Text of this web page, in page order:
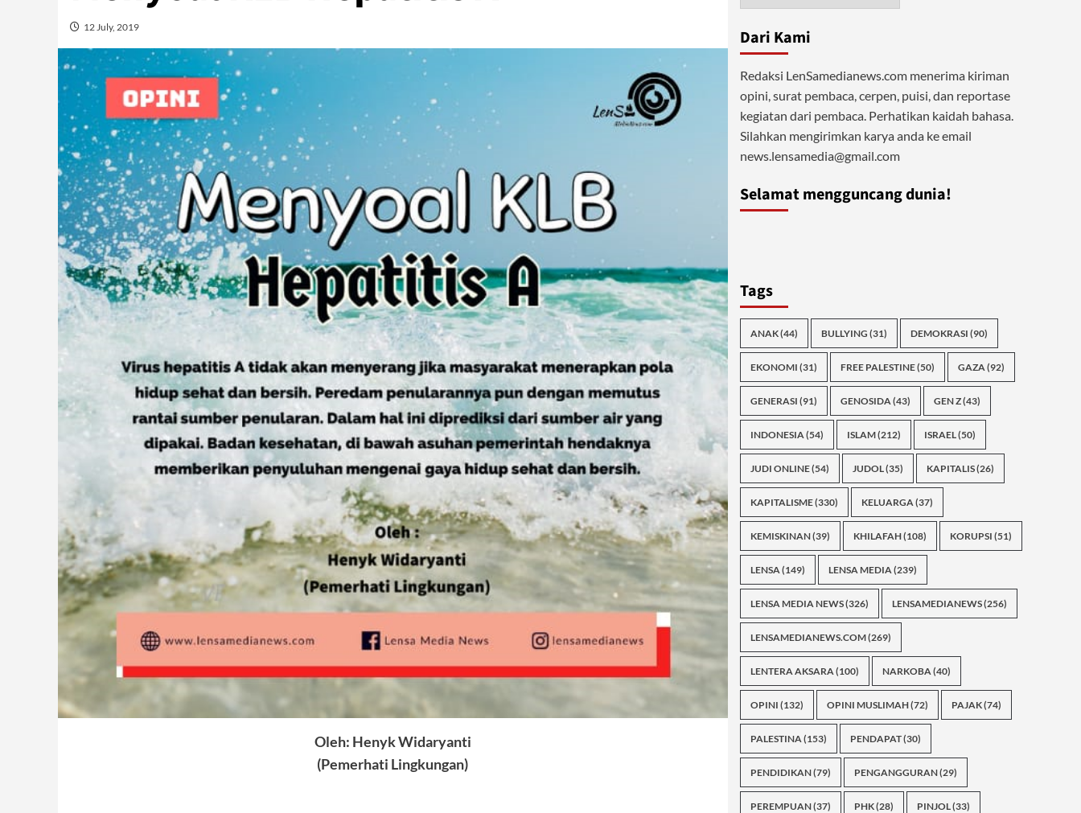
12 July, 2019
Oleh: Henyk Widaryanti
(Pemerhati Lingkungan)
Dari Kami
Redaksi LenSamedianews.com menerima kiriman
opini, surat pembaca, cerpen, puisi, dan reportase
kegiatan dari pembaca. Perhatikan kaidah bahasa.
Silahkan mengirimkan karya anda ke email
news.lensamedia@gmail.com
Selamat mengguncang dunia!
Tags
ANAK(44) BULLYING (31) DEMOKRASI (90)
EKONOMI (31) FREE PALESTINE(50) GAZA(92)
GENERASI (91) GENOSIDA(43) GEN Z(43)
INDONESIA(54) ISLAM(212) ISRAEL(50)
JUDI ONLINE(54) JUDOL(35) KAPITALIS(26)
KAPITALISME(330) KELUARGA(37)
KEMISKINAN(39) KHILAFAH(108) KORUPSI (51)
LENSA(149) LENSA MEDIA(239)
LENSA MEDIA NEWS(326) LENSAMEDIANEWS(256)
LENSAMEDIANEWS.COM(269)
LENTERA AKSARA(100) NARKOBA(40)
OPINI (132) OPINI MUSLIMAH(72) PAJAK(74)
PALESTINA(153) PENDAPAT(30)
PENDIDIKAN(79) PENGANGGURAN(29)
PEREMPUAN(37) PHK(28) PINJOL(33)